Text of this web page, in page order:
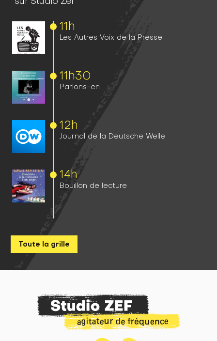
11h
Les Autres Voix de la Presse
11h30
Parlons-en
12h
Journal de la Deutsche Welle
14h
Bouillon de lecture
Toute la grille